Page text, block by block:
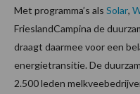
Met programma’s als Solar,
FrieslandCampina de
draagt daarmee voor een
energietransitie. De
2.500 leden